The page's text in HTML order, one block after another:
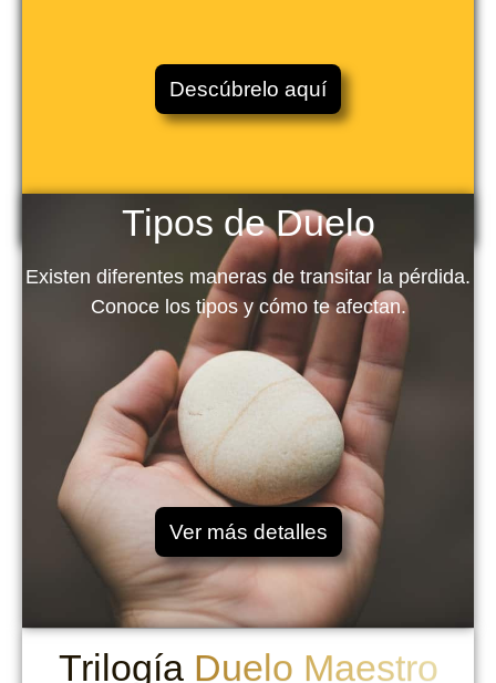
Descúbrelo aquí
Tipos de Duelo
Existen diferentes maneras de transitar la pérdida.
Conoce los tipos y cómo te afectan.
Ver más detalles
Trilogía Duelo Maestro